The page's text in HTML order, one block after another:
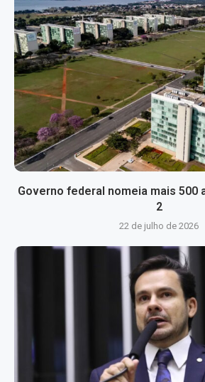
Governo federal nomeia mais 500
2
22 de julho de 2026